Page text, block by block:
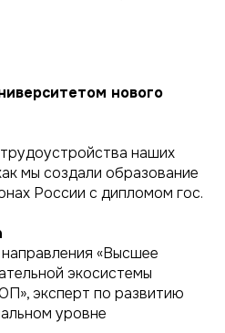
нового
наших
мы создали образование
России с дипломом гос.
«Высшее
экосистемы
эксперт по развитию
уровне